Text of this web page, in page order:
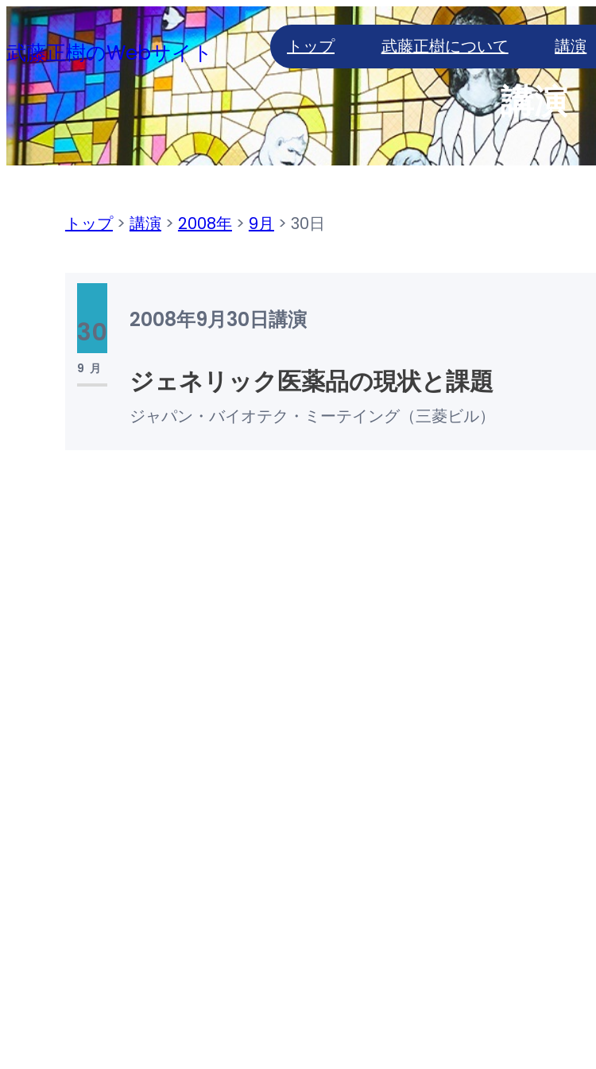
内
容
を
ス
キ
ッ
武藤正樹のWebサイト トップ 武藤正樹について 講演
講演
トップ> 講演 > 2008年> 9月 > 30日
30
9月
2008年9月30日講演
ジェネリック医薬品の現状と課題
ジャパン・バイオテク・ミーテイング（三菱ビル）